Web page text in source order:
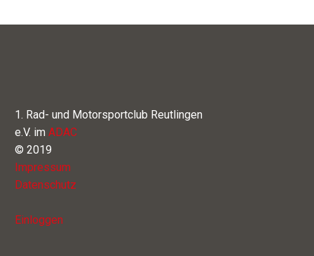
1. Rad- und Motorsportclub Reutlingen
e.V. im ADAC
© 2019
Impressum
Datenschutz
Einloggen